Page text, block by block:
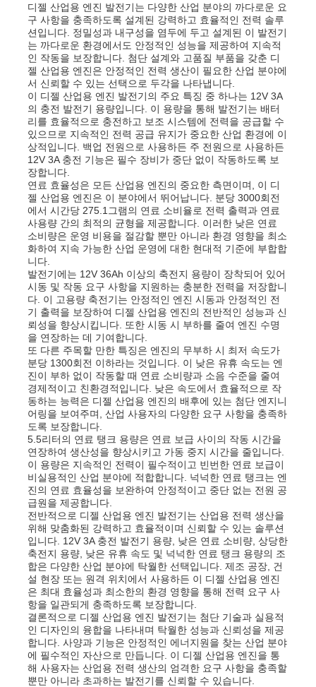
홈
제품 소개
동영상
회사 소개
공장 투어
품질 관리
연락처
뉴스
모든 케이스
디젤 산업용 엔진 발전기는 다양한 산업 분야의 까다로운 요
구 사항을 충족하도록 설계된 강력하고 효율적인 전력 솔루
션입니다. 정밀성과 내구성을 염두에 두고 설계된 이 발전기
는 까다로운 환경에서도 안정적인 성능을 제공하여 지속적
인 작동을 보장합니다. 첨단 설계와 고품질 부품을 갖춘 디
젤 산업용 엔진은 안정적인 전력 생산이 필요한 산업 분야에
서 신뢰할 수 있는 선택으로 두각을 나타냅니다.
이 디젤 산업용 엔진 발전기의 주요 특징 중 하나는 12V 3A
의 충전 발전기 용량입니다. 이 용량을 통해 발전기는 배터
리를 효율적으로 충전하고 보조 시스템에 전력을 공급할 수
있으므로 지속적인 전력 공급 유지가 중요한 산업 환경에 이
상적입니다. 백업 전원으로 사용하든 주 전원으로 사용하든
12V 3A 충전 기능은 필수 장비가 중단 없이 작동하도록 보
장합니다.
연료 효율성은 모든 산업용 엔진의 중요한 측면이며, 이 디
젤 산업용 엔진은 이 분야에서 뛰어납니다. 분당 3000회전
에서 시간당 275.1그램의 연료 소비율로 전력 출력과 연료
사용량 간의 최적의 균형을 제공합니다. 이러한 낮은 연료
소비량은 운영 비용을 절감할 뿐만 아니라 환경 영향을 최소
화하여 지속 가능한 산업 운영에 대한 현대적 기준에 부합합
니다.
발전기에는 12V 36Ah 이상의 축전지 용량이 장착되어 있어
시동 및 작동 요구 사항을 지원하는 충분한 전력을 저장합니
다. 이 고용량 축전기는 안정적인 엔진 시동과 안정적인 전
기 출력을 보장하여 디젤 산업용 엔진의 전반적인 성능과 신
뢰성을 향상시킵니다. 또한 시동 시 부하를 줄여 엔진 수명
을 연장하는 데 기여합니다.
또 다른 주목할 만한 특징은 엔진의 무부하 시 최저 속도가
분당 1300회전 이하라는 것입니다. 이 낮은 유휴 속도는 엔
진이 부하 없이 작동할 때 연료 소비량과 소음 수준을 줄여
경제적이고 친환경적입니다. 낮은 속도에서 효율적으로 작
동하는 능력은 디젤 산업용 엔진의 배후에 있는 첨단 엔지니
어링을 보여주며, 산업 사용자의 다양한 요구 사항을 충족하
도록 보장합니다.
5.5리터의 연료 탱크 용량은 연료 보급 사이의 작동 시간을
연장하여 생산성을 향상시키고 가동 중지 시간을 줄입니다.
이 용량은 지속적인 전력이 필수적이고 빈번한 연료 보급이
비실용적인 산업 분야에 적합합니다. 넉넉한 연료 탱크는 엔
진의 연료 효율성을 보완하여 안정적이고 중단 없는 전원 공
급원을 제공합니다.
전반적으로 디젤 산업용 엔진 발전기는 산업용 전력 생산을
위해 맞춤화된 강력하고 효율적이며 신뢰할 수 있는 솔루션
입니다. 12V 3A 충전 발전기 용량, 낮은 연료 소비량, 상당한
축전지 용량, 낮은 유휴 속도 및 넉넉한 연료 탱크 용량의 조
합은 다양한 산업 분야에 탁월한 선택입니다. 제조 공장, 건
설 현장 또는 원격 위치에서 사용하든 이 디젤 산업용 엔진
은 최대 효율성과 최소한의 환경 영향을 통해 전력 요구 사
항을 일관되게 충족하도록 보장합니다.
결론적으로 디젤 산업용 엔진 발전기는 첨단 기술과 실용적
인 디자인의 융합을 나타내며 탁월한 성능과 신뢰성을 제공
합니다. 사양과 기능은 안정적인 에너지원을 찾는 산업 분야
에 필수적인 자산으로 만듭니다. 이 디젤 산업용 엔진을 통
해 사용자는 산업용 전력 생산의 엄격한 요구 사항을 충족할
뿐만 아니라 초과하는 발전기를 신뢰할 수 있습니다.